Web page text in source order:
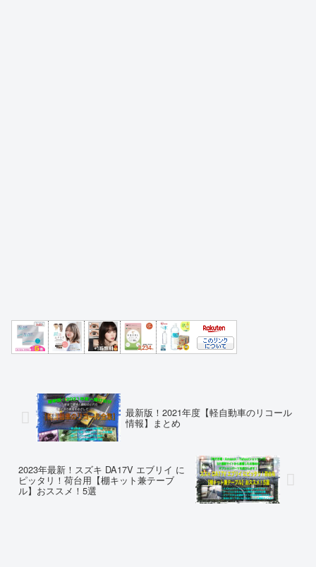
最新版！2021年度【軽自動車のリコール
情報】まとめ
2023年最新！スズキ DA17V エブリイ に
ピッタリ！荷台用【棚キット兼テーブ
ル】おススメ！5選